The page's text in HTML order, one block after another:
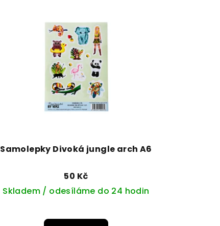
Samolepky Divoká jungle arch A6
50 Kč
Skladem / odesíláme do 24 hodin